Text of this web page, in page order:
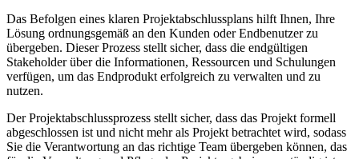
Das Befolgen eines klaren Projektabschlussplans hilft Ihnen, Ihre
Lösung ordnungsgemäß an den Kunden oder Endbenutzer zu
übergeben. Dieser Prozess stellt sicher, dass die endgültigen
Stakeholder über die Informationen, Ressourcen und Schulungen
verfügen, um das Endprodukt erfolgreich zu verwalten und zu
nutzen.
Der Projektabschlussprozess stellt sicher, dass das Projekt formell
abgeschlossen ist und nicht mehr als Projekt betrachtet wird, sodass
Sie die Verantwortung an das richtige Team übergeben können, das